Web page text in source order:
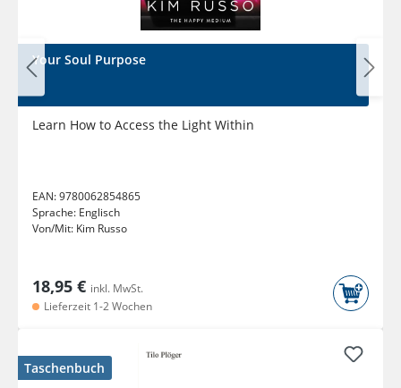
Your Soul Purpose
Learn How to Access the Light Within
EAN:9780062854865
Sprache: Englisch
Von/Mit: Kim Russo
18,95 € inkl. MwSt.
Lieferzeit 1-2 Wochen
Taschenbuch